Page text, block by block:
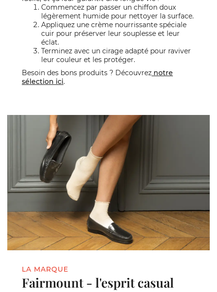
Commencez par passer un chiffon doux
légèrement humide pour nettoyer la surface.
Appliquez une crème nourrissante spéciale
cuir pour préserver leur souplesse et leur
éclat.
Terminez avec un cirage adapté pour raviver
leur couleur et les protéger.
Besoin des bons produits ? Découvrez notre
sélection ici.
LA MARQUE
Fairmount - l'esprit casual